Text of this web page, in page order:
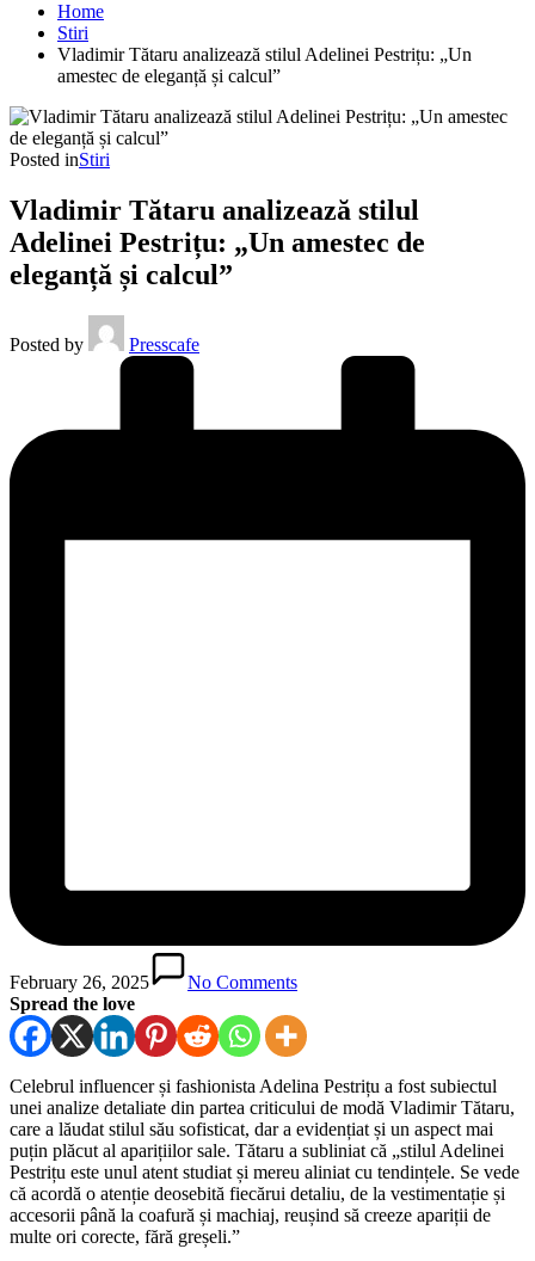
Home
Stiri
Vladimir Tătaru analizează stilul Adelinei Pestrițu: „Un
amestec de eleganță și calcul”
Posted inStiri
Vladimir Tătaru analizează stilul
Adelinei Pestrițu: „Un amestec de
eleganță și calcul”
Posted by Presscafe
February 26, 2025
No Comments
Spread the love
Celebrul influencer și fashionista Adelina Pestrițu a fost subiectul
unei analize detaliate din partea criticului de modă Vladimir Tătaru,
care a lăudat stilul său sofisticat, dar a evidențiat și un aspect mai
puțin plăcut al aparițiilor sale. Tătaru a subliniat că „stilul Adelinei
Pestrițu este unul atent studiat și mereu aliniat cu tendințele. Se vede
că acordă o atenție deosebită fiecărui detaliu, de la vestimentație și
accesorii până la coafură și machiaj, reușind să creeze apariții de
multe ori corecte, fără greșeli.”